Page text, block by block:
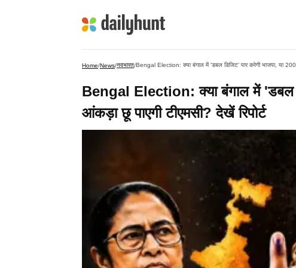
Home/News/नवभारत/Bengal Election: क्या बंगाल में 'डबल डिजिट' पार करेगी भाजपा, या 200
Bengal Election: क्या बंगाल में 'डबल
आंकड़ा छू पाएगी टीएमसी? देखें रिपोर्ट